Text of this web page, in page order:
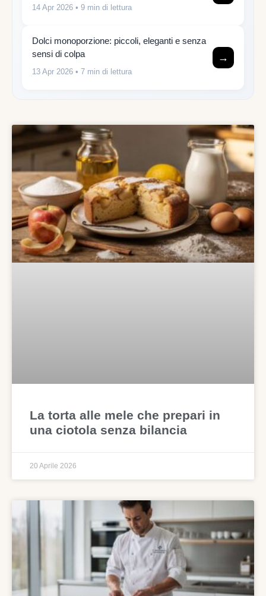
La torta alle mele che prepari in
una ciotola senza bilancia
20 Aprile 2026
14 Apr 2026 • 9 min di lettura
Dolci monoporzione: piccoli, eleganti e senza
sensi di colpa
13 Apr 2026 • 7 min di lettura
→